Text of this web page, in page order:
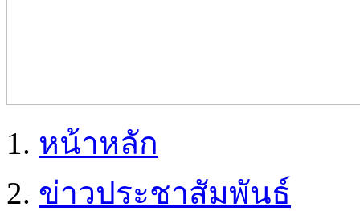
หน้าหลัก
ข่าวประชาสัมพันธ์